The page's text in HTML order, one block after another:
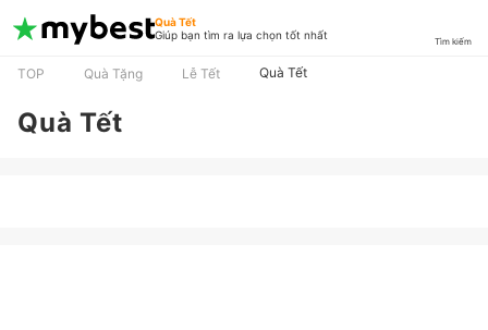
Quà Tết
Giúp bạn tìm ra lựa chọn tốt nhất
Tìm kiếm
TOP Quà Tặng Lễ Tết Quà Tết
Quà Tết